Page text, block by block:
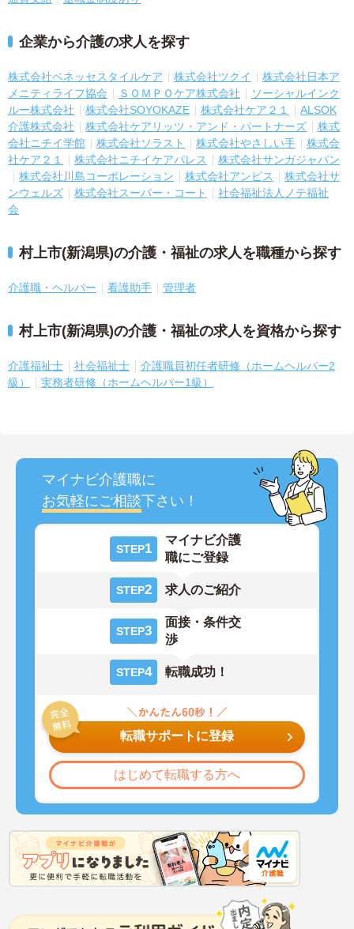
企業から介護の求人を探す
株式会社ベネッセスタイルケア 株式会社ツクイ
株式会社日本ア
メニティライフ協会
ＳＯＭＰＯケア株式会社
ソーシャルインク
ルー株式会社
株式会社SOYOKAZE 株式会社ケア２１
ALSOK
介護株式会社
株式会社ケアリッツ・アンド・パートナーズ
株式
会社ニチイ学館
株式会社ソラスト 株式会社やさしい手
株式会
社ケア２１
株式会社ニチイケアパレス
株式会社サンガジャパン
株式会社川島コーポレーション
株式会社アンビス
株式会社サ
ンウェルズ
株式会社スーパー・コート
社会福祉法人ノテ福祉
会
村上市(新潟県)の介護・福祉の求人を職種から探す
介護職・ヘルパー 看護助手 管理者
村上市(新潟県)の介護・福祉の求人を資格から探す
介護福祉士 社会福祉士
介護職員初任者研修（ホームヘルパー2
級）
実務者研修（ホームヘルパー1級）
マイナビ介護職に
お気軽にご相談下さい！
STEP1
マイナビ介護
職にご登録
STEP2 求人のご紹介
STEP3
面接・条件交
渉
STEP4 転職成功！
転職サポートに登録
はじめて転職する方へ